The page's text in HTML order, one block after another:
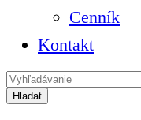
Cenník
Kontakt